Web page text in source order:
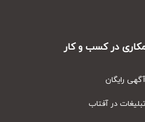
در کسب و کار
رایگان
در آفتاب